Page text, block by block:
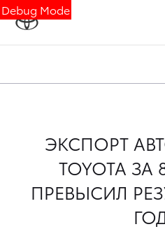
Debug Mode
ЭКСПОРТ
TOYOTA
ПРЕВЫСИЛ